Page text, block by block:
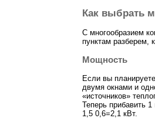
Как выбрать
С многообразием
пунктам разберем,
Мощность
Если вы
двумя окнами и
«источников»
Теперь прибавить
1,5 0,6=2,1 кВт.